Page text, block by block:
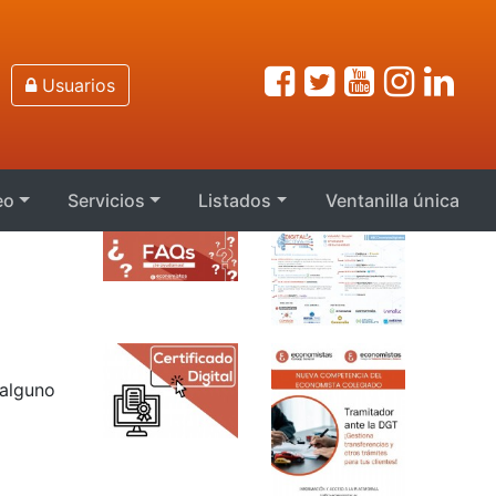
Usuarios
Servicios Listados Ventanilla única